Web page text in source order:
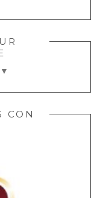
▼
CON